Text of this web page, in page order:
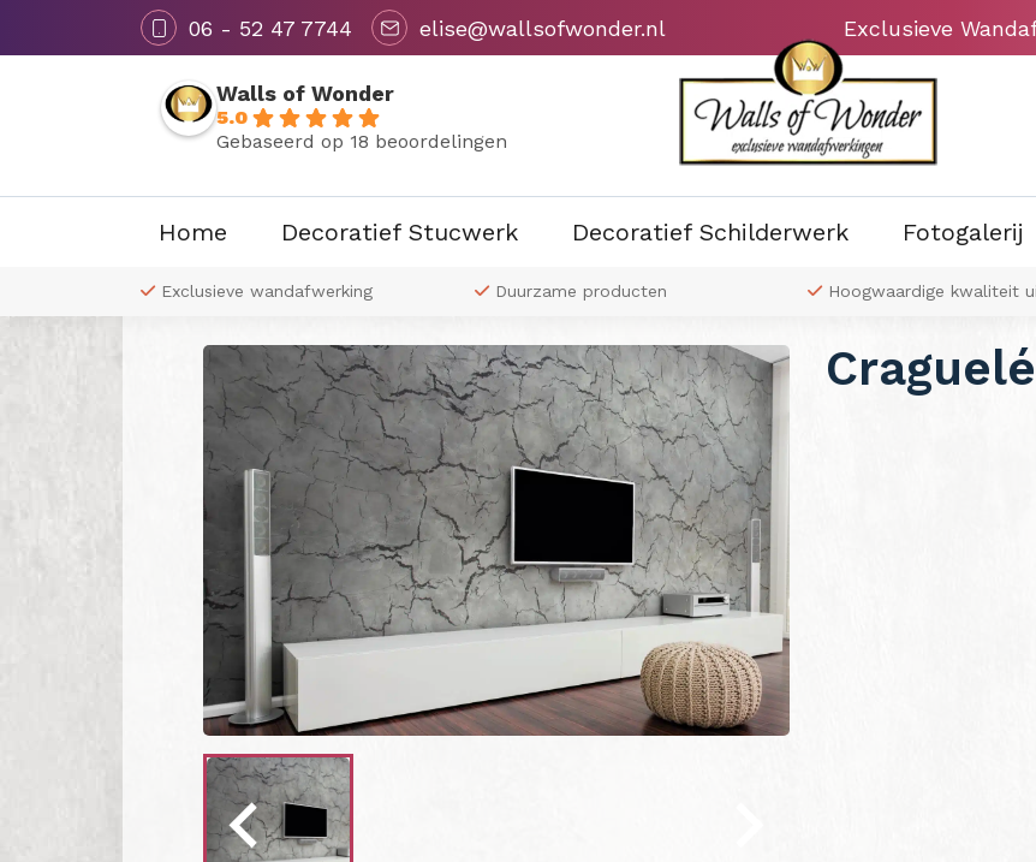
06 - 52 47 7744 elise@wallsofwonder.nl Exclusieve
Walls of Wonder
5.0
Gebaseerd op 18 beoordelingen
Home Decoratief Stucwerk Decoratief Schilderwerk Fotogalerij
Exclusieve wandafwerking Duurzame producten Hoogwaardige kwaliteit
Terug naar overzicht